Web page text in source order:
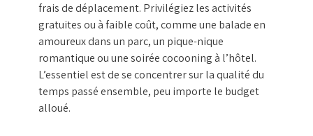
frais de déplacement. Privilégiez les activités
gratuites ou à faible coût, comme une balade en
amoureux dans un parc, un pique-nique
romantique ou une soirée cocooning à l’hôtel.
L’essentiel est de se concentrer sur la qualité du
temps passé ensemble, peu importe le budget
alloué.